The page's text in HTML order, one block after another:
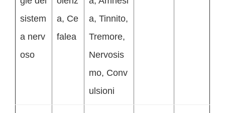
sistem
a nerv
oso
a, Ce
falea
a, Tinnito,
Tremore,
Nervosis
mo, Conv
ulsioni